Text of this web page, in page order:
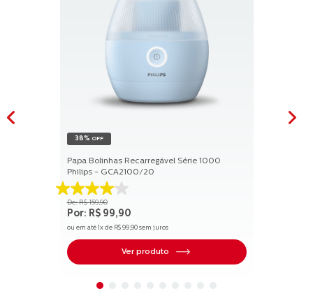
38% OFF
Papa Bolinhas Recarregável Série 1000
Philips - GCA2100/20
4.1
de
5
estrelas.
17
avaliações
R$ 159,90
R$ 99,90
ou em até 1 x de R$ 99,90sem juros
Ver produto